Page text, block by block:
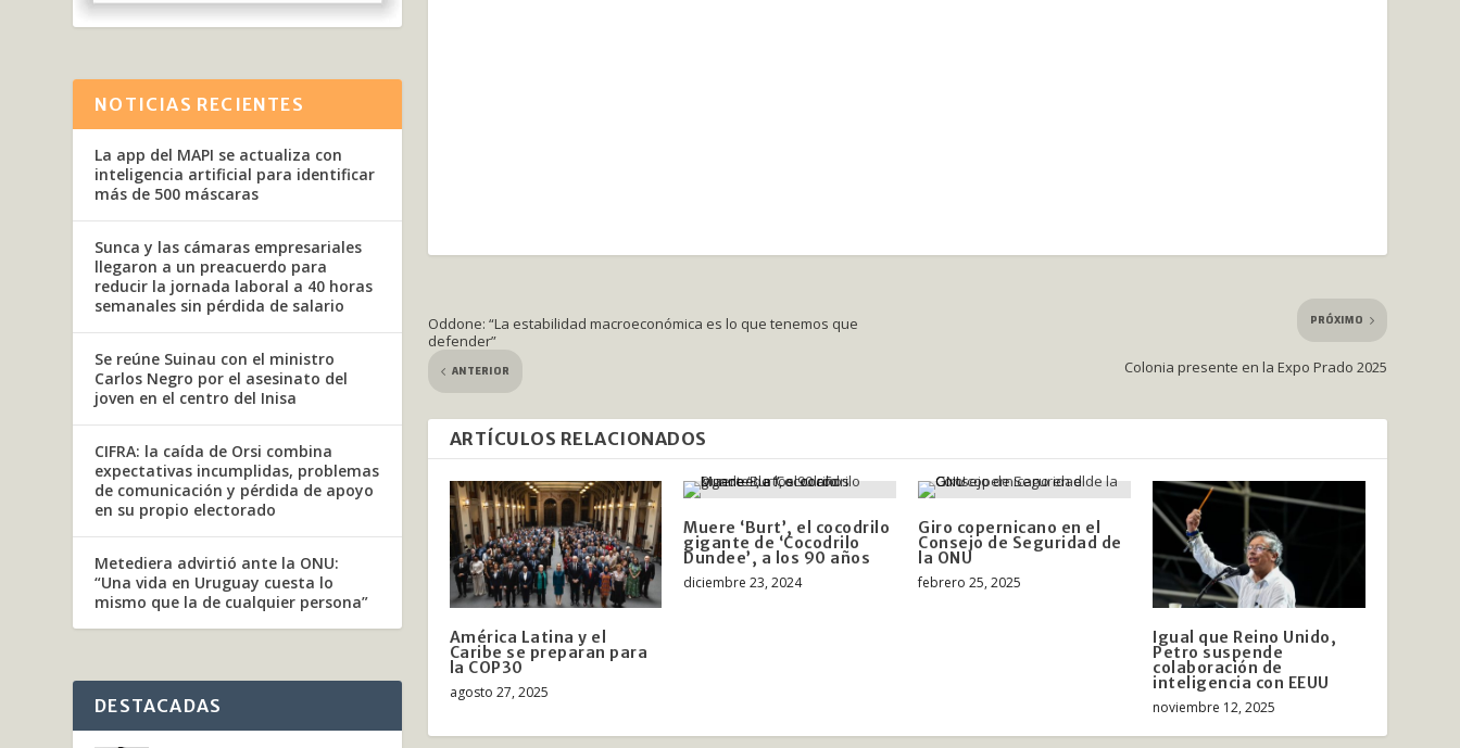
Oddone: “La estabilidad macroeconómica es lo que tenemos que
defender”
ANTERIOR
PRÓXIMO
Colonia presente en la Expo Prado 2025
ARTÍCULOS RELACIONADOS
América Latina y el
Caribe se preparan para
la COP30
agosto 27, 2025
Muere ‘Burt’, el cocodrilo
gigante de ‘Cocodrilo
Dundee’, a los 90 años
diciembre 23, 2024
Giro copernicano en el
Consejo de Seguridad de
la ONU
febrero 25, 2025
Igual que Reino Unido,
Petro suspende
colaboración de
inteligencia con EEUU
noviembre 12, 2025
NOTICIAS RECIENTES
La app del MAPI se actualiza con
inteligencia artificial para identificar
más de 500 máscaras
Sunca y las cámaras empresariales
llegaron a un preacuerdo para
reducir la jornada laboral a 40 horas
semanales sin pérdida de salario
Se reúne Suinau con el ministro
Carlos Negro por el asesinato del
joven en el centro del Inisa
CIFRA: la caída de Orsi combina
expectativas incumplidas, problemas
de comunicación y pérdida de apoyo
en su propio electorado
Metediera advirtió ante la ONU:
“Una vida en Uruguay cuesta lo
mismo que la de cualquier persona”
DESTACADAS